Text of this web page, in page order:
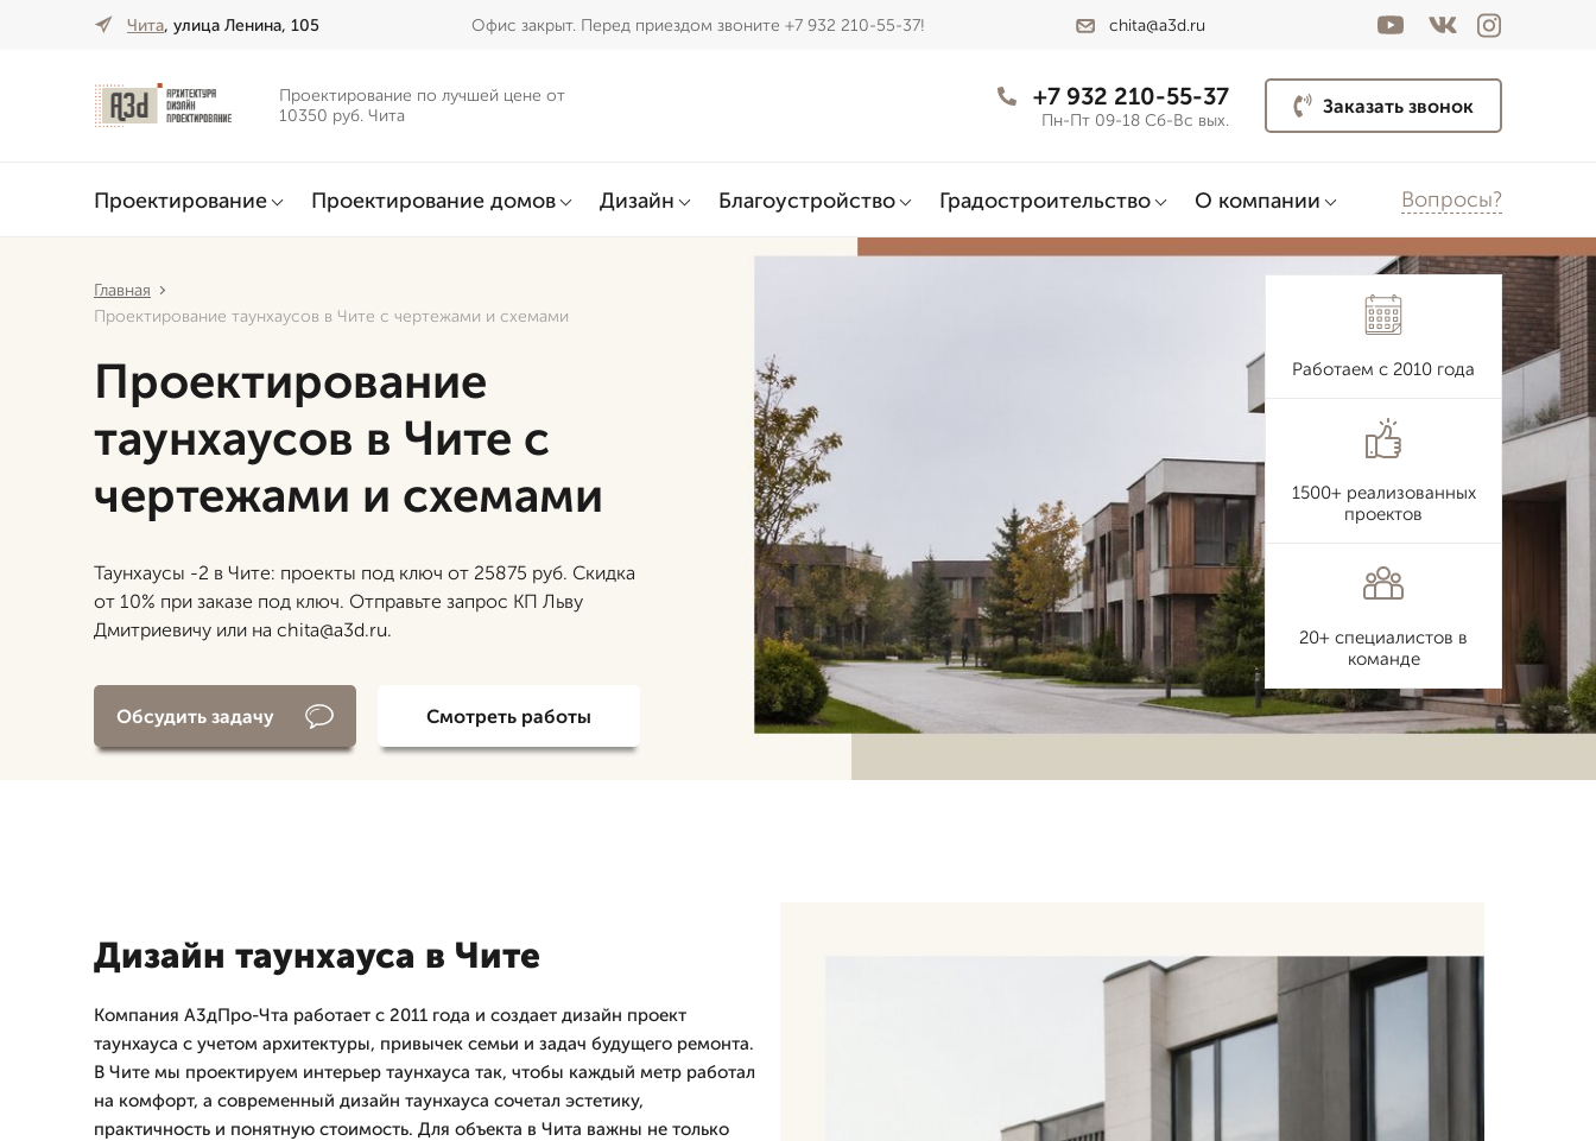
Чита, улица Ленина, 105 Офис закрыт. Перед приездом звоните +7 932 210-55-37! chita@a3d.ru
Проектирование по лучшей цене от
10350 руб. Чита
+7 932 210-55-37
Пн-Пт 09-18 Сб-Вс вых.
Заказать звонок
Проектирование Проектирование домов Дизайн Благоустройство Градостроительство О компании Вопросы?
Главная
Проектирование таунхаусов в Чите с чертежами и схемами
Проектирование
таунхаусов в Чите с
чертежами и схемами
Таунхаусы -2 в Чите: проекты под ключ от 25875 руб. Скидка
от 10% при заказе под ключ. Отправьте запрос КП Льву
Дмитриевичу или на chita@a3d.ru.
Обсудить задачу Смотреть работы
Работаем с 2010 года
1500+ реализованных
проектов
20+ специалистов в
команде
Дизайн таунхауса в Чите
Компания А3дПро-Чта работает с 2011 года и создает дизайн проект
таунхауса с учетом архитектуры, привычек семьи и задач будущего ремонта.
В Чите мы проектируем интерьер таунхауса так, чтобы каждый метр работал
на комфорт, а современный дизайн таунхауса сочетал эстетику,
практичность и понятную стоимость. Для объекта в Чита важны не только